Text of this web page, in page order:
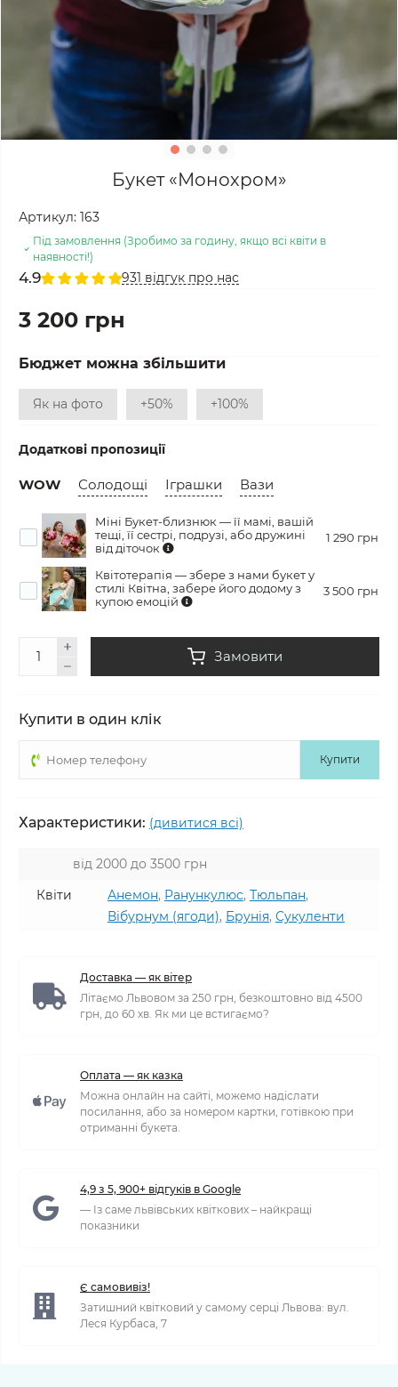
Букет «Монохром»
Артикул: 163
Під замовлення (Зробимо за годину, якщо всі квіти в
наявності!)
4.9 931 відгук про нас
3 200 грн
Бюджет можна збільшити
Як на фото +50% +100%
Додаткові пропозиції
WOW Солодощі Іграшки Вази
Міні Букет-близнюк — її мамі, вашій
тещі, її сестрі, подрузі, або дружині
від діточок
1 290 грн
Квітотерапія — збере з нами букет у
стилі Квітна, забере його додому з
купою емоцій
3 500 грн
Замовити
Купити в один клік
Купити
Характеристики: (дивитися всі)
від 2000 до 3500 грн
Квіти
Анемон, Ранункулюс, Тюльпан,
Вібурнум (ягоди), Брунія, Сукуленти
Доставка — як вітер
Літаємо Львовом за 250 грн, безкоштовно від 4500
грн, до 60 хв. Як ми це встигаємо?
Оплата — як казка
Можна онлайн на сайті, можемо надіслати
посилання, або за номером картки, готівкою при
отриманні букета.
4,9 з 5, 900+ відгуків в Google
— Із саме львівських квіткових – найкращі
показники
Є самовивіз!
Затишний квітковий у самому серці Львова: вул.
Леся Курбаса, 7